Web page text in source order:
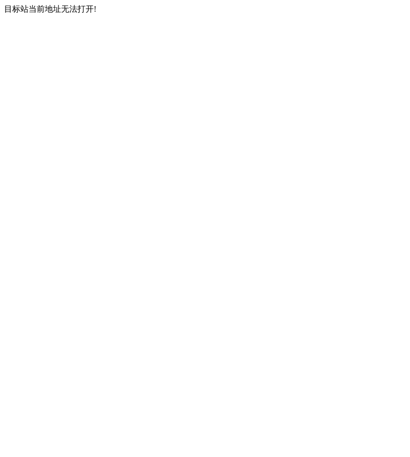
目标站当前地址无法打开!